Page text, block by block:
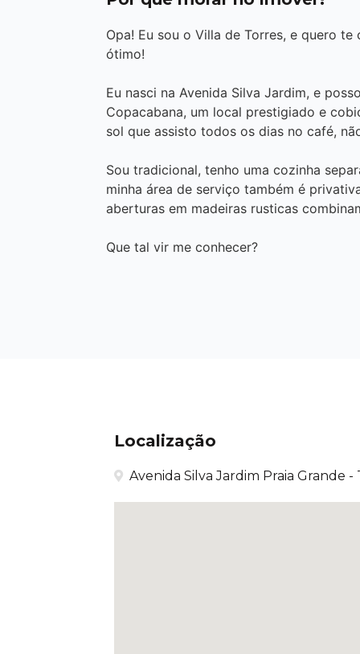
Opa! Eu sou o Villa de Torres, e quero
ótimo!
Eu nasci na Avenida Silva Jardim, e
Copacabana, um local prestigiado e
sol que assisto todos os dias no café,
Sou tradicional, tenho uma cozinha
minha área de serviço também é
aberturas em madeiras rusticas
Que tal vir me conhecer?
Localização
Avenida Silva Jardim Praia Grande -